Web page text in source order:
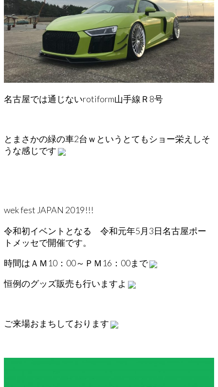
名古屋では通じないrotiform山手線Ｒ8号
とまさかの緑の車2台ｗというとてもショー栄えしそ
うな感じです
wek fest JAPAN 2019!!!
令和初イベントとなる 令和元年5月3日名古屋ポー
トメッセで開催です。
時間はＡＭ10：00～ＰＭ16：00まで
恒例のグッズ販売も行いますよ
ご来場おまちしております